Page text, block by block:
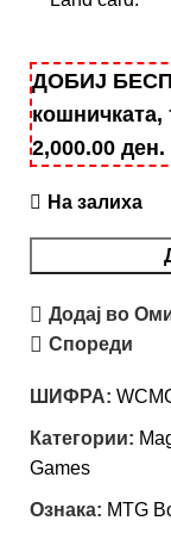
ДОБИЈ
кошничката,
2,000.00 ден.
На залиха
Додај во
Спореди
ШИФРА:
Категории:
Games
Ознака: MTG